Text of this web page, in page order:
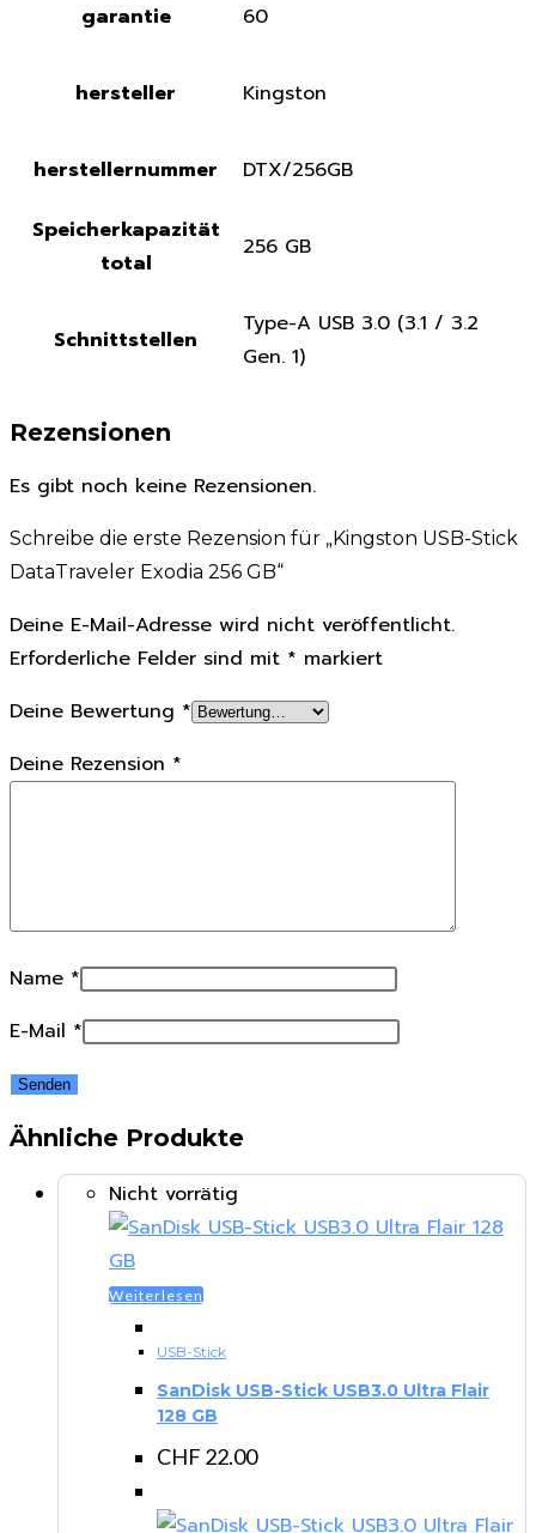
garantie 60
hersteller Kingston
herstellernummer DTX/256GB
Speicherkapazität
total
256 GB
Schnittstellen
Type-A USB 3.0 (3.1 / 3.2
Gen. 1)
Rezensionen
Es gibt noch keine Rezensionen.
Schreibe die erste Rezension für „Kingston USB-Stick
DataTraveler Exodia 256 GB“
Deine E-Mail-Adresse wird nicht veröffentlicht.
Erforderliche Felder sind mit * markiert
Deine Bewertung *
Deine Rezension *
Name *
E-Mail *
Ähnliche Produkte
Nicht vorrätig
Weiterlesen
USB-Stick
SanDisk USB-Stick USB3.0 Ultra Flair
128 GB
CHF 22.00